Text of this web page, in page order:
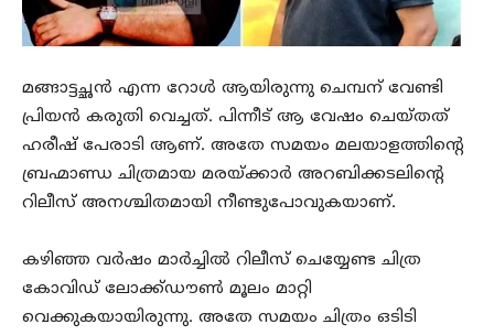
മങ്ങാട്ടച്ഛൻ എന്ന റോൾ ആയിരുന്നു ചെമ്പന് വേണ്ടി
പ്രിയൻ കരുതി വെച്ചത്. പിന്നീട് ആ വേഷം ചെയ്തത്
ഹരീഷ് പേരാടി ആണ്. അതേ സമയം മലയാളത്തിന്റെ
ബ്രഹ്മാണ്ഡ ചിത്രമായ മരയ്ക്കാർ അറബിക്കടലിന്റെ
റിലീസ് അനശ്ചിതമായി നീണ്ടുപോവുകയാണ്.
കഴിഞ്ഞ വർഷം മാർച്ചിൽ റിലീസ് ചെയ്യേണ്ട ചിത്ര
കോവിഡ് ലോക്ക്ഡൗൺ മൂലം മാറ്റി
വെക്കുകയായിരുന്നു. അതേ സമയം ചിത്രം ഒടിടി